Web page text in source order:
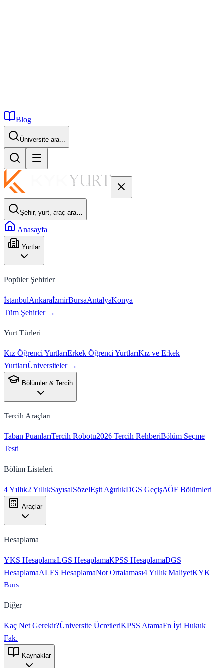
Blog
İstanbul...
Şehir, yurt, araç ara…
Anasayfa
Yurtlar
Popüler Şehirler
İstanbulAnkaraİzmirBursaAntalyaKonya
Tüm Şehirler →
Yurt Türleri
Kız Öğrenci YurtlarıErkek Öğrenci YurtlarıKız ve Erkek
YurtlarıÜniversiteler →
Bölümler & Tercih
Tercih Araçları
Taban PuanlarıTercih Robotu2026 Tercih RehberiBölüm Seçme
Testi
Bölüm Listeleri
4 Yıllık2 YıllıkSayısalSözelEşit AğırlıkDGS GeçişAÖF Bölümleri
Araçlar
Hesaplama
YKS HesaplamaLGS HesaplamaKPSS HesaplamaDGS
HesaplamaALES HesaplamaNot Ortalaması4 Yıllık MaliyetKYK
Burs
Diğer
Kaç Net Gerekir?Üniversite ÜcretleriKPSS AtamaEn İyi Hukuk
Fak.
Kaynaklar